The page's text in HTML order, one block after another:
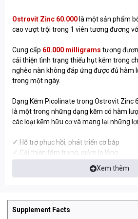
Ostrovit Zinc 60.000 là một sản phẩm
cao vượt trội trong 1 viên tương đương
Cung cấp 60.000 milligrams tương
cải thiện tình trạng thiếu hụt kẽm trong
nghèo nàn không đáp ứng được đủ hàm
trong một ngày.
Dạng Kẽm Picolinate trong Ostrovit Zinc
là một trong những dạng kẽm có hàm
các loại kẽm hữu cơ và mang lại những
✓ Hỗ trợ phục hồi, phát triển cơ bắp
✓ Cải thiện tâm trạng, giảm lo lắng
quốc gia toàn thế giới, trong đó có Việt
Xem thêm
Supplement Facts